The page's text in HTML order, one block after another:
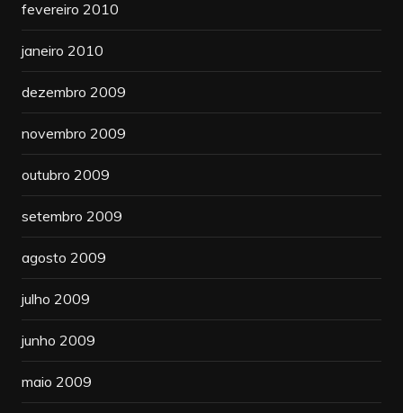
fevereiro 2010
janeiro 2010
dezembro 2009
novembro 2009
outubro 2009
setembro 2009
agosto 2009
julho 2009
junho 2009
maio 2009